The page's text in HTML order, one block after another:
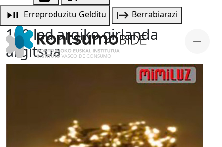
Erreproduzitu Gelditu Berrabiarazi
100 led argiko girlanda
argitsua